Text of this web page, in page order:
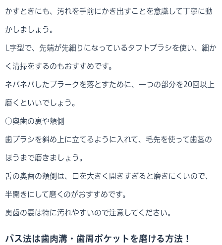
かすときにも、汚れを手前にかき出すことを意識して丁寧に動
かしましょう。
L字型で、先端が先細りになっているタフトブラシを使い、細か
く清掃をするのもおすすめです。
ネバネバしたプラークを落とすために、一つの部分を20回以上
磨くといいでしょう。
○奥歯の裏や頬側
歯ブラシを斜め上に立てるように入れて、毛先を使って歯茎の
ほうまで磨きましょう。
舌の奥歯の頬側は、口を大きく開きすぎると磨きにくいので、
半開きにして磨くのがおすすめです。
奥歯の裏は特に汚れやすいので注意してください。
バス法は歯肉溝・歯周ポケットを磨ける方法！